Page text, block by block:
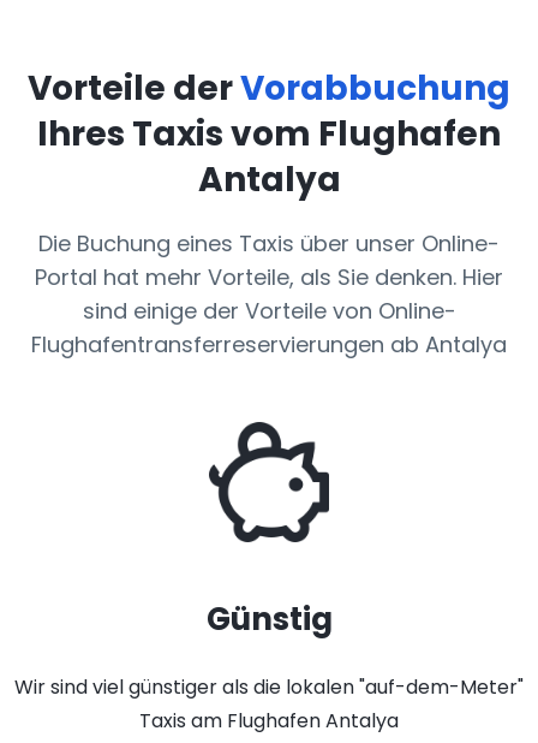
Vorteile derVorabbuchung
Ihres Taxis vom Flughafen
Antalya
Die Buchung eines Taxis über unser Online-
Portal hat mehr Vorteile, als Sie denken. Hier
sind einige der Vorteile von Online-
Flughafentransferreservierungen ab Antalya
Günstig
Wir sind viel günstiger als die lokalen "auf-dem-Meter"
Taxis am Flughafen Antalya